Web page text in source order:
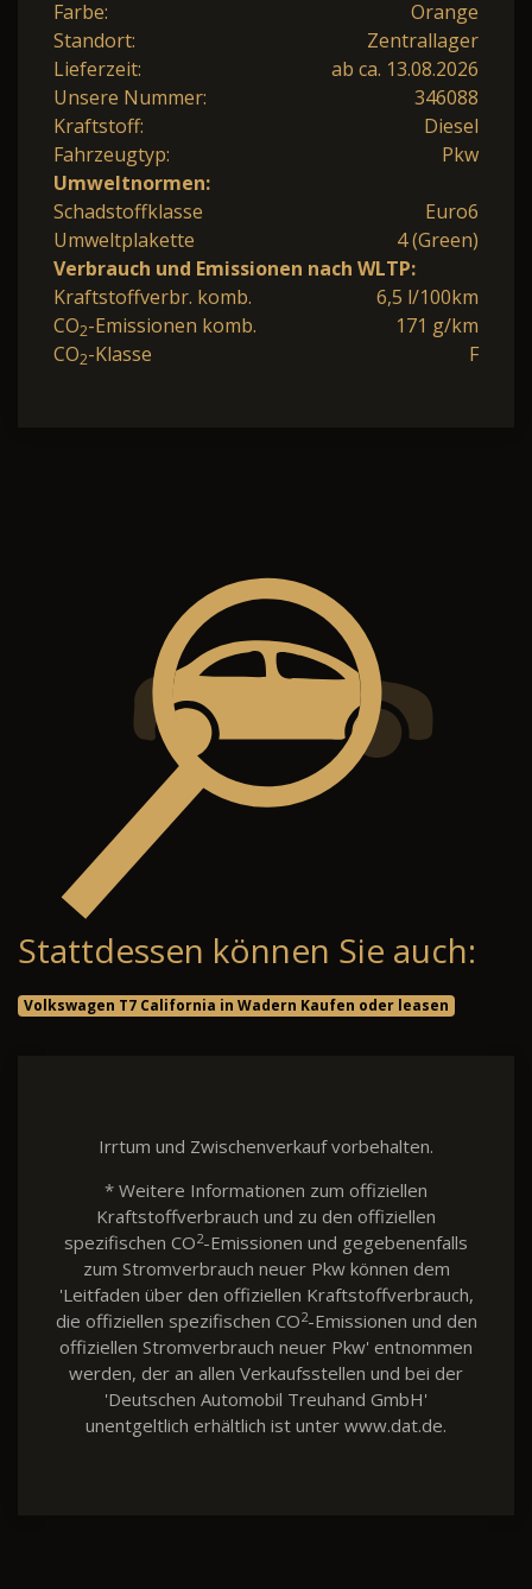
Farbe:
Orange
Standort:
Zentrallager
Lieferzeit:
ab ca. 13.08.2026
Unsere Nummer:
346088
Kraftstoff:
Diesel
Fahrzeugtyp:
Pkw
Umweltnormen:
Schadstoffklasse
Euro6
Umweltplakette
4 (Green)
Verbrauch und Emissionen nach WLTP:
Kraftstoffverbr. komb.
6,5 l/100km
CO2-Emissionen komb.
171 g/km
CO2-Klasse F
Stattdessen können Sie auch:
Volkswagen T7 California in Wadern Kaufen oder leasen
Irrtum und Zwischenverkauf vorbehalten.
* Weitere Informationen zum offiziellen
Kraftstoffverbrauch und zu den offiziellen
spezifischen CO2-Emissionen und gegebenenfalls
zum Stromverbrauch neuer Pkw können dem
'Leitfaden über den offiziellen Kraftstoffverbrauch,
die offiziellen spezifischen CO2-Emissionen und den
offiziellen Stromverbrauch neuer Pkw' entnommen
werden, der an allen Verkaufsstellen und bei der
'Deutschen Automobil Treuhand GmbH'
unentgeltlich erhältlich ist unter www.dat.de.